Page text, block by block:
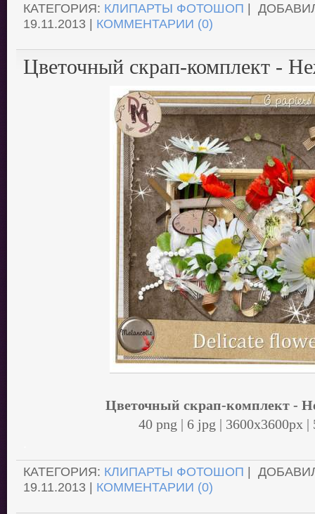
КАТЕГОРИЯ: КЛИПАРТЫ ФОТОШОП |
19.11.2013 | КОММЕНТАРИИ (0)
Цветочный скрап-комплект -
Цветочный скрап-комплект -
40 png | 6 jpg | 3600x3600px |
КАТЕГОРИЯ: КЛИПАРТЫ ФОТОШОП |
19.11.2013 | КОММЕНТАРИИ (0)